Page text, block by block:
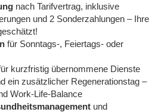
nach Tarifvertrag, inklusive
und 2 Sonderzahlungen – Ihre
für Sonntags-, Feiertags- oder
kurzfristig übernommene Dienste
ein zusätzlicher Regenerationstag –
Work-Life-Balance
und